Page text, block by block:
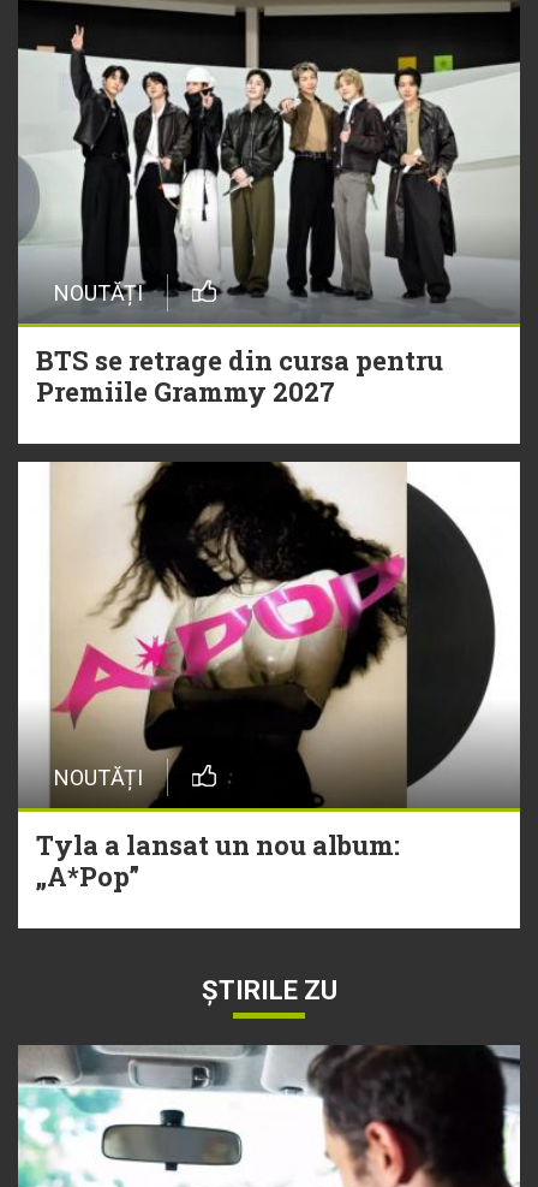
NOUTĂȚI
BTS se retrage din cursa pentru
Premiile Grammy 2027
NOUTĂȚI
Tyla a lansat un nou album:
„A*Pop”
ȘTIRILE ZU